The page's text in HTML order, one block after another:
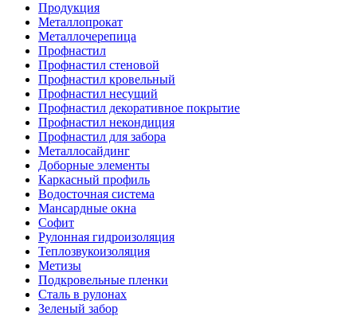
Продукция
Металлопрокат
Металлочерепица
Профнастил
Профнастил стеновой
Профнастил кровельный
Профнастил несущий
Профнастил декоративное покрытие
Профнастил некондиция
Профнастил для забора
Металлосайдинг
Доборные элементы
Каркасный профиль
Водосточная система
Мансардные окна
Софит
Рулонная гидроизоляция
Теплозвукоизоляция
Метизы
Подкровельные пленки
Сталь в рулонах
Зеленый забор